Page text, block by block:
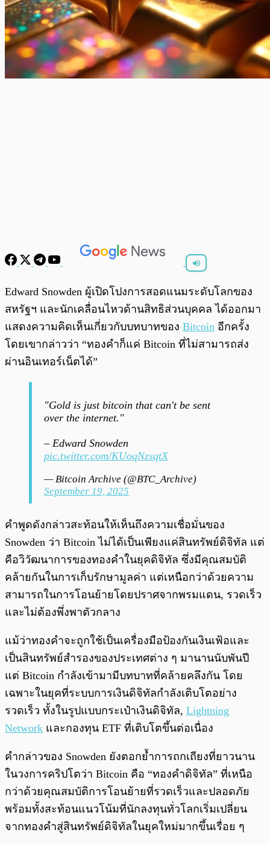
0:00/
Edward Snowden ผู้เปิดโปงการสอดแนมระดับโลกของ
สหรัฐฯ และนักเคลื่อนไหวด้านสิทธิส่วนบุคคล ได้ออกมา
แสดงความคิดเห็นเกี่ยวกับบทบาทของ Bitcoin อีกครั้ง
โดยเขากล่าวว่า “ทองคำก็แค่ Bitcoin ที่ไม่สามารถส่ง
ผ่านอินเทอร์เน็ตได้”
"Gold is just bitcoin that can't be sent
over the internet."
– Edward Snowden
pic.twitter.com/KUoqNzsqtX
— Bitcoin Archive (@BTC_Archive)
September 19, 2025
คำพูดดังกล่าวสะท้อนให้เห็นถึงความเชื่อมั่นของ
Snowden ว่า Bitcoin ไม่ได้เป็นเพียงแค่สินทรัพย์ดิจิทัล แต่
คือวิวัฒนาการของทองคำในยุคดิจิทัล ซึ่งมีคุณสมบัติ
คล้ายกันในการเก็บรักษามูลค่า แต่เหนือกว่าด้วยความ
สามารถในการโอนย้ายโดยปราศจากพรมแดน, รวดเร็ว
และไม่ต้องพึ่งพาตัวกลาง
แม้ว่าทองคำจะถูกใช้เป็นเครื่องมือป้องกันเงินเฟ้อและ
เป็นสินทรัพย์สำรองของประเทศต่าง ๆ มานานนับพันปี
แต่ Bitcoin กำลังเข้ามามีบทบาทที่คล้ายคลึงกัน โดย
เฉพาะในยุคที่ระบบการเงินดิจิทัลกำลังเติบโตอย่าง
รวดเร็ว ทั้งในรูปแบบกระเป๋าเงินดิจิทัล, Lightning
Network และกองทุน ETF ที่เติบโตขึ้นต่อเนื่อง
คำกล่าวของ Snowden ยังตอกย้ำการถกเถียงที่ยาวนาน
ในวงการคริปโตว่า Bitcoin คือ “ทองคำดิจิทัล” ที่เหนือ
กว่าด้วยคุณสมบัติการโอนย้ายที่รวดเร็วและปลอดภัย
พร้อมทั้งสะท้อนแนวโน้มที่นักลงทุนทั่วโลกเริ่มเปลี่ยน
จากทองคำสู่สินทรัพย์ดิจิทัลในยุคใหม่มากขึ้นเรื่อย ๆ